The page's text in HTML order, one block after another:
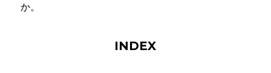
か。
INDEX